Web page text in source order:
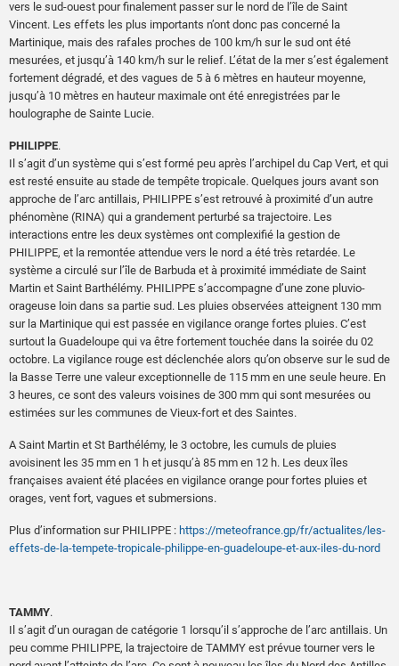
vers le sud-ouest pour finalement passer sur le nord de l’île de Saint
Vincent. Les effets les plus importants n’ont donc pas concerné la
Martinique, mais des rafales proches de 100 km/h sur le sud ont été
mesurées, et jusqu’à 140 km/h sur le relief. L’état de la mer s’est également
fortement dégradé, et des vagues de 5 à 6 mètres en hauteur moyenne,
jusqu’à 10 mètres en hauteur maximale ont été enregistrées par le
houlographe de Sainte Lucie.
PHILIPPE.
Il s’agit d’un système qui s’est formé peu après l’archipel du Cap Vert, et qui
est resté ensuite au stade de tempête tropicale. Quelques jours avant son
approche de l’arc antillais, PHILIPPE s’est retrouvé à proximité d’un autre
phénomène (RINA) qui a grandement perturbé sa trajectoire. Les
interactions entre les deux systèmes ont complexifié la gestion de
PHILIPPE, et la remontée attendue vers le nord a été très retardée. Le
système a circulé sur l’île de Barbuda et à proximité immédiate de Saint
Martin et Saint Barthélémy. PHILIPPE s’accompagne d’une zone pluvio-
orageuse loin dans sa partie sud. Les pluies observées atteignent 130 mm
sur la Martinique qui est passée en vigilance orange fortes pluies. C’est
surtout la Guadeloupe qui va être fortement touchée dans la soirée du 02
octobre. La vigilance rouge est déclenchée alors qu’on observe sur le sud de
la Basse Terre une valeur exceptionnelle de 115 mm en une seule heure. En
3 heures, ce sont des valeurs voisines de 300 mm qui sont mesurées ou
estimées sur les communes de Vieux-fort et des Saintes.
A Saint Martin et St Barthélémy, le 3 octobre, les cumuls de pluies
avoisinent les 35 mm en 1 h et jusqu’à 85 mm en 12 h. Les deux îles
françaises avaient été placées en vigilance orange pour fortes pluies et
orages, vent fort, vagues et submersions.
Plus d’information sur PHILIPPE : https://meteofrance.gp/fr/actualites/les-
effets-de-la-tempete-tropicale-philippe-en-guadeloupe-et-aux-iles-du-nord
TAMMY.
Il s’agit d’un ouragan de catégorie 1 lorsqu’il s’approche de l’arc antillais. Un
peu comme PHILIPPE, la trajectoire de TAMMY est prévue tourner vers le